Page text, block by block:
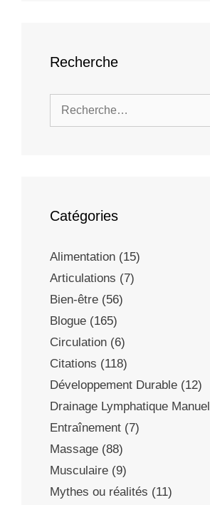
Recherche
Catégories
Alimentation (15)
Articulations (7)
Bien-être (56)
Blogue (165)
Circulation (6)
Citations (118)
Développement Durable (12)
Drainage Lymphatique Manuel
Entraînement (7)
Massage (88)
Musculaire (9)
Mythes ou réalités (11)